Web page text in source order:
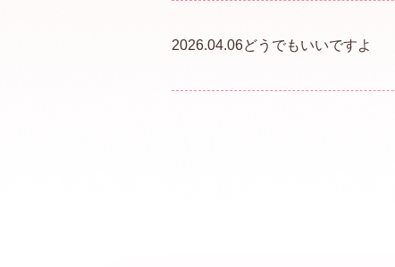
2026.04.06どうでもいいですよ